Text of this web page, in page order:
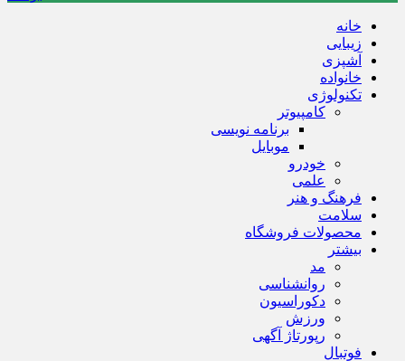
خانه
زیبایی
آشپزی
خانواده
تکنولوژی
کامپیوتر
برنامه نویسی
موبایل
خودرو
علمی
فرهنگ و هنر
سلامت
محصولات فروشگاه
بیشتر
مد
روانشناسی
دکوراسیون
ورزش
رپورتاژ آگهی
فوتبال